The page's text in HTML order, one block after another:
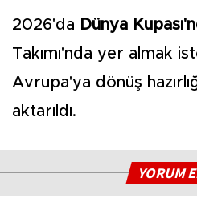
2026'da Dünya
Takımı'nda yer almak
Avrupa'ya dönüş
aktarıldı.
YORUM